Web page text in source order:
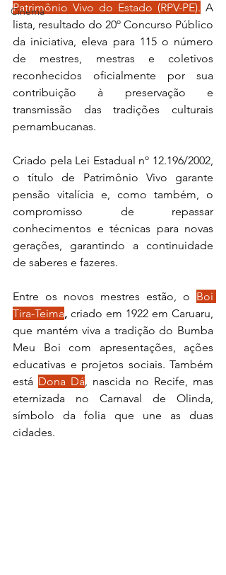
Cinema
Patrimônio Vivo do Estado (RPV-PE). A
lista, resultado do 20º Concurso Público
da iniciativa, eleva para 115 o número
de mestres, mestras e coletivos
reconhecidos oficialmente por sua
contribuição à preservação e
transmissão das tradições culturais
pernambucanas.
Criado pela Lei Estadual nº 12.196/2002,
o título de Patrimônio Vivo garante
pensão vitalícia e, como também, o
compromisso de repassar
conhecimentos e técnicas para novas
gerações, garantindo a continuidade
de saberes e fazeres.
Entre os novos mestres estão, o Boi
Tira-Teima, criado em 1922 em Caruaru,
que mantém viva a tradição do Bumba
Meu Boi com apresentações, ações
educativas e projetos sociais. Também
está Dona Dá, nascida no Recife, mas
eternizada no Carnaval de Olinda,
símbolo da folia que une as duas
cidades.